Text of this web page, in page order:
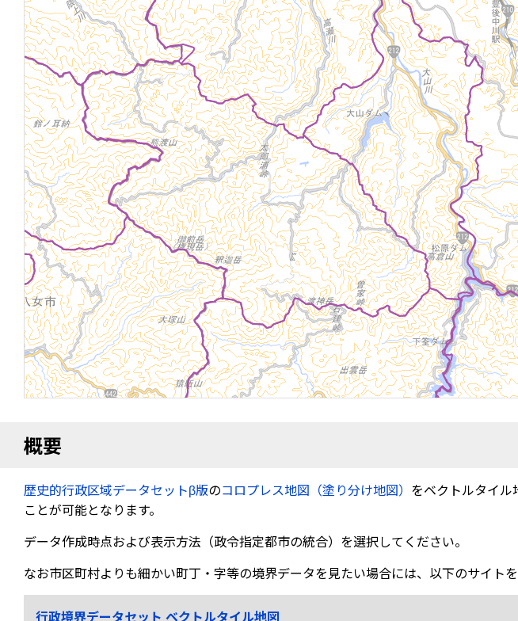
概要
歴史的行政区域データセットβ版のコロプレス地図（塗り分け地図） をベクトルタイル
ことが可能となります。
データ作成時点および表示方法（政令指定都市の統合）を選択してください。
なお市区町村よりも細かい町丁・字等の境界データを見たい場合には、以下のサイトを
行政境界データセット ベクトルタイル地図